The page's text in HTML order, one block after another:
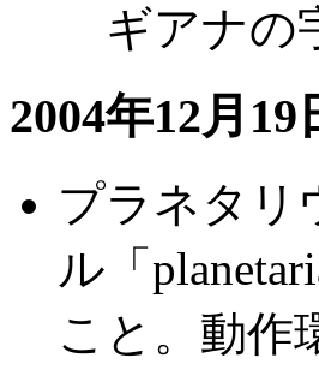
ギアナの
2004年12月19
プラネタリ
ル「
こと。動作